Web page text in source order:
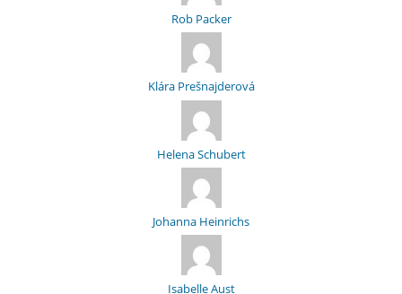
Rob Packer
Klára Prešnajderová
Helena Schubert
Johanna Heinrichs
Isabelle Aust